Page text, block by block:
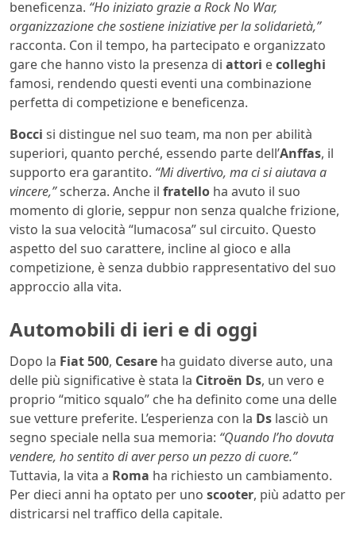
beneficenza. “Ho iniziato grazie a Rock No War,
organizzazione che sostiene iniziative per la solidarietà,”
racconta. Con il tempo, ha partecipato e organizzato
gare che hanno visto la presenza di attori ecolleghi
famosi, rendendo questi eventi una combinazione
perfetta di competizione e beneficenza.
Bocci si distingue nel suo team, ma non per abilità
superiori, quanto perché, essendo parte dell’Anffas, il
supporto era garantito. “Mi divertivo, ma ci si aiutava a
vincere,”scherza. Anche il fratello ha avuto il suo
momento di glorie, seppur non senza qualche frizione,
visto la sua velocità “lumacosa” sul circuito. Questo
aspetto del suo carattere, incline al gioco e alla
competizione, è senza dubbio rappresentativo del suo
approccio alla vita.
Automobili di ieri e di oggi
Dopo la Fiat 500, Cesare ha guidato diverse auto, una
delle più significative è stata la Citroën Ds, un vero e
proprio “mitico squalo” che ha definito come una delle
sue vetture preferite. L’esperienza con la Ds lasciò un
segno speciale nella sua memoria: “Quando l’ho dovuta
vendere, ho sentito di aver perso un pezzo di cuore.”
Tuttavia, la vita a Roma ha richiesto un cambiamento.
Per dieci anni ha optato per uno scooter, più adatto per
districarsi nel traffico della capitale.